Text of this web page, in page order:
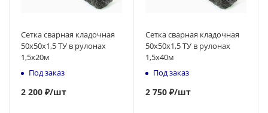
Сетка сварная кладочная
50х50х1,5 ТУ в рулонах
1,5х20м
Под заказ
2 200 ₽/шт
Сетка сварная кладочная
50х50х1,5 ТУ в рулонах
1,5х40м
Под заказ
2 750 ₽/шт